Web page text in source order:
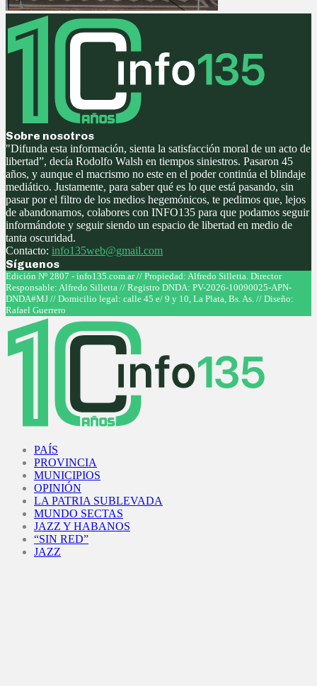
Sobre nosotros
"Difunda esta información, sienta la satisfacción moral de un acto de
libertad”, decía Rodolfo Walsh en tiempos siniestros. Pasaron 45
años, y aunque el macrismo no este en el poder continúa el blindaje
mediático. Justamente, para saber qué es lo que está pasando, sin
pasar por el filtro de los medios hegemónicos, te pedimos que, lejos
de abandonarnos, colabores con INFO135 para que podamos seguir
informándote y seguir siendo un espacio de libertad en medio de
tanta oscuridad.
Contacto: info135web@gmail.com
Síguenos
Facebook
Twitter
Instagram
Youtube
Edición Nº 2807 - info135.com.ar // Propiedad: Alfredo Silletta. Director
Responsable: Alfredo Silletta // Registro DNDA: PV-2026-10090025-APN-
DNDA#MJ // Domicilio legal: calle 45 e/ 9 y 10, La Plata, Bs. As. // Diseño:
Rafael Guerrero
PAÍS
PROVINCIA
MUNICIPIOS
OPINIÓN
LA PATRIA SUBLEVADA
MUNDO SECTAS
JAZZ Y HABANOS
“SIN RED”
JAZZ